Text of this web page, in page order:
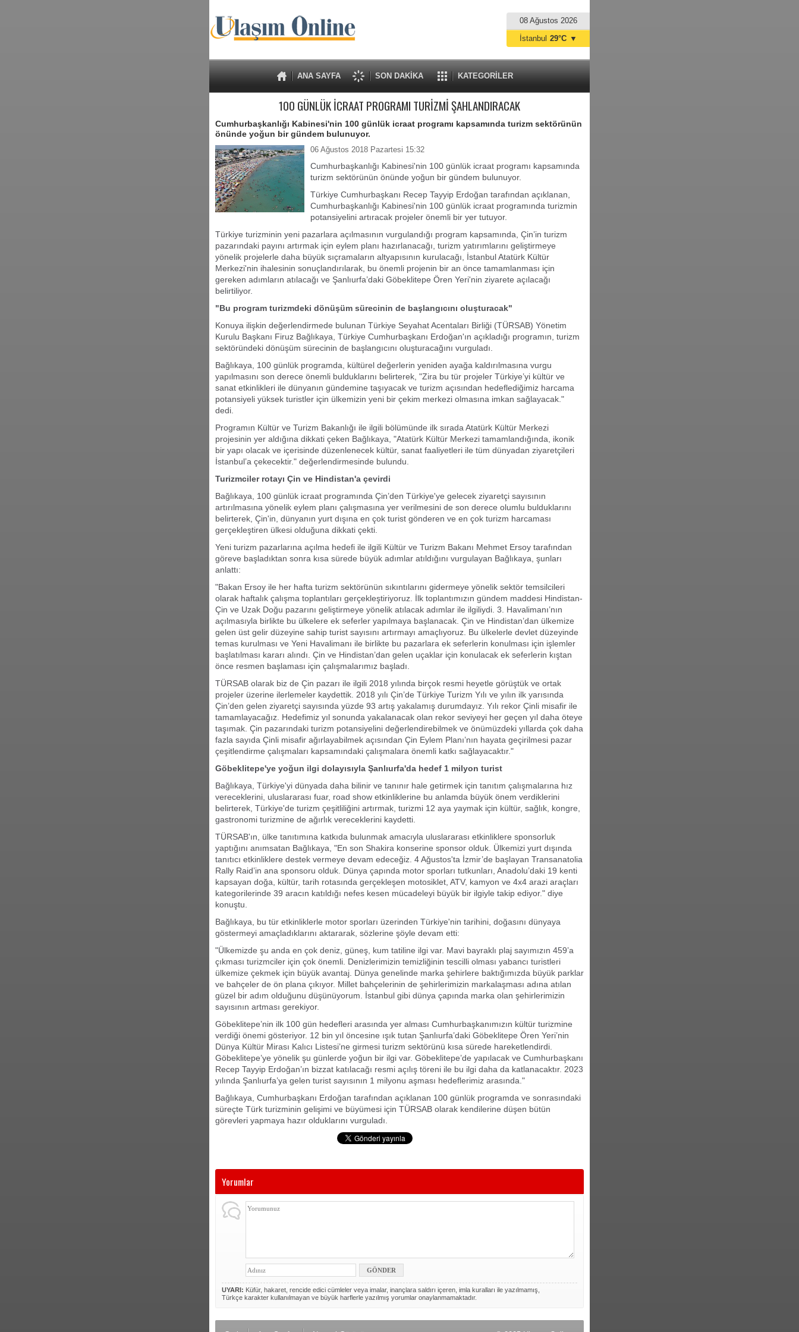
08 Ağustos 2026
ANA SAYFA SON DAKİKA KATEGORİLER
İstanbul 29°C ▼
100 GÜNLÜK İCRAAT PROGRAMI TURİZMİ ŞAHLANDIRACAK
Cumhurbaşkanlığı Kabinesi'nin 100 günlük icraat programı kapsamında turizm sektörünün
önünde yoğun bir gündem bulunuyor.
06 Ağustos 2018 Pazartesi 15:32
Cumhurbaşkanlığı Kabinesi'nin 100 günlük icraat programı kapsamında
turizm sektörünün önünde yoğun bir gündem bulunuyor.
Türkiye Cumhurbaşkanı Recep Tayyip Erdoğan tarafından açıklanan,
Cumhurbaşkanlığı Kabinesi'nin 100 günlük icraat programında turizmin
potansiyelini artıracak projeler önemli bir yer tutuyor.
Türkiye turizminin yeni pazarlara açılmasının vurgulandığı program kapsamında, Çin’in turizm
pazarındaki payını artırmak için eylem planı hazırlanacağı, turizm yatırımlarını geliştirmeye
yönelik projelerle daha büyük sıçramaların altyapısının kurulacağı, İstanbul Atatürk Kültür
Merkezi'nin ihalesinin sonuçlandırılarak, bu önemli projenin bir an önce tamamlanması için
gereken adımların atılacağı ve Şanlıurfa’daki Göbeklitepe Ören Yeri'nin ziyarete açılacağı
belirtiliyor.
"Bu program turizmdeki dönüşüm sürecinin de başlangıcını oluşturacak"
Konuya ilişkin değerlendirmede bulunan Türkiye Seyahat Acentaları Birliği (TÜRSAB) Yönetim
Kurulu Başkanı Firuz Bağlıkaya, Türkiye Cumhurbaşkanı Erdoğan'ın açıkladığı programın, turizm
sektöründeki dönüşüm sürecinin de başlangıcını oluşturacağını vurguladı.
Bağlıkaya, 100 günlük programda, kültürel değerlerin yeniden ayağa kaldırılmasına vurgu
yapılmasını son derece önemli bulduklarını belirterek, "Zira bu tür projeler Türkiye’yi kültür ve
sanat etkinlikleri ile dünyanın gündemine taşıyacak ve turizm açısından hedeflediğimiz harcama
potansiyeli yüksek turistler için ülkemizin yeni bir çekim merkezi olmasına imkan sağlayacak."
dedi.
Programın Kültür ve Turizm Bakanlığı ile ilgili bölümünde ilk sırada Atatürk Kültür Merkezi
projesinin yer aldığına dikkati çeken Bağlıkaya, "Atatürk Kültür Merkezi tamamlandığında, ikonik
bir yapı olacak ve içerisinde düzenlenecek kültür, sanat faaliyetleri ile tüm dünyadan ziyaretçileri
İstanbul’a çekecektir." değerlendirmesinde bulundu.
Turizmciler rotayı Çin ve Hindistan'a çevirdi
Bağlıkaya, 100 günlük icraat programında Çin’den Türkiye'ye gelecek ziyaretçi sayısının
artırılmasına yönelik eylem planı çalışmasına yer verilmesini de son derece olumlu bulduklarını
belirterek, Çin'in, dünyanın yurt dışına en çok turist gönderen ve en çok turizm harcaması
gerçekleştiren ülkesi olduğuna dikkati çekti.
Yeni turizm pazarlarına açılma hedefi ile ilgili Kültür ve Turizm Bakanı Mehmet Ersoy tarafından
göreve başladıktan sonra kısa sürede büyük adımlar atıldığını vurgulayan Bağlıkaya, şunları
anlattı:
"Bakan Ersoy ile her hafta turizm sektörünün sıkıntılarını gidermeye yönelik sektör temsilcileri
olarak haftalık çalışma toplantıları gerçekleştiriyoruz. İlk toplantımızın gündem maddesi Hindistan-
Çin ve Uzak Doğu pazarını geliştirmeye yönelik atılacak adımlar ile ilgiliydi. 3. Havalimanı’nın
açılmasıyla birlikte bu ülkelere ek seferler yapılmaya başlanacak. Çin ve Hindistan’dan ülkemize
gelen üst gelir düzeyine sahip turist sayısını artırmayı amaçlıyoruz. Bu ülkelerle devlet düzeyinde
temas kurulması ve Yeni Havalimanı ile birlikte bu pazarlara ek seferlerin konulması için işlemler
başlatılması kararı alındı. Çin ve Hindistan’dan gelen uçaklar için konulacak ek seferlerin kıştan
önce resmen başlaması için çalışmalarımız başladı.
TÜRSAB olarak biz de Çin pazarı ile ilgili 2018 yılında birçok resmi heyetle görüştük ve ortak
projeler üzerine ilerlemeler kaydettik. 2018 yılı Çin’de Türkiye Turizm Yılı ve yılın ilk yarısında
Çin’den gelen ziyaretçi sayısında yüzde 93 artış yakalamış durumdayız. Yılı rekor Çinli misafir ile
tamamlayacağız. Hedefimiz yıl sonunda yakalanacak olan rekor seviyeyi her geçen yıl daha öteye
taşımak. Çin pazarındaki turizm potansiyelini değerlendirebilmek ve önümüzdeki yıllarda çok daha
fazla sayıda Çinli misafir ağırlayabilmek açısından Çin Eylem Planı’nın hayata geçirilmesi pazar
çeşitlendirme çalışmaları kapsamındaki çalışmalara önemli katkı sağlayacaktır."
Göbeklitepe'ye yoğun ilgi dolayısıyla Şanlıurfa'da hedef 1 milyon turist
Bağlıkaya, Türkiye'yi dünyada daha bilinir ve tanınır hale getirmek için tanıtım çalışmalarına hız
vereceklerini, uluslararası fuar, road show etkinliklerine bu anlamda büyük önem verdiklerini
belirterek, Türkiye'de turizm çeşitliliğini artırmak, turizmi 12 aya yaymak için kültür, sağlık, kongre,
gastronomi turizmine de ağırlık vereceklerini kaydetti.
TÜRSAB'ın, ülke tanıtımına katkıda bulunmak amacıyla uluslararası etkinliklere sponsorluk
yaptığını anımsatan Bağlıkaya, "En son Shakira konserine sponsor olduk. Ülkemizi yurt dışında
tanıtıcı etkinliklere destek vermeye devam edeceğiz. 4 Ağustos'ta İzmir’de başlayan Transanatolia
Rally Raid’in ana sponsoru olduk. Dünya çapında motor sporları tutkunları, Anadolu’daki 19 kenti
kapsayan doğa, kültür, tarih rotasında gerçekleşen motosiklet, ATV, kamyon ve 4x4 arazi araçları
kategorilerinde 39 aracın katıldığı nefes kesen mücadeleyi büyük bir ilgiyle takip ediyor." diye
konuştu.
Bağlıkaya, bu tür etkinliklerle motor sporları üzerinden Türkiye'nin tarihini, doğasını dünyaya
göstermeyi amaçladıklarını aktararak, sözlerine şöyle devam etti:
"Ülkemizde şu anda en çok deniz, güneş, kum tatiline ilgi var. Mavi bayraklı plaj sayımızın 459’a
çıkması turizmciler için çok önemli. Denizlerimizin temizliğinin tescilli olması yabancı turistleri
ülkemize çekmek için büyük avantaj. Dünya genelinde marka şehirlere baktığımızda büyük parklar
ve bahçeler de ön plana çıkıyor. Millet bahçelerinin de şehirlerimizin markalaşması adına atılan
güzel bir adım olduğunu düşünüyorum. İstanbul gibi dünya çapında marka olan şehirlerimizin
sayısının artması gerekiyor.
Göbeklitepe’nin ilk 100 gün hedefleri arasında yer alması Cumhurbaşkanımızın kültür turizmine
verdiği önemi gösteriyor. 12 bin yıl öncesine ışık tutan Şanlıurfa’daki Göbeklitepe Ören Yeri’nin
Dünya Kültür Mirası Kalıcı Listesi’ne girmesi turizm sektörünü kısa sürede hareketlendirdi.
Göbeklitepe’ye yönelik şu günlerde yoğun bir ilgi var. Göbeklitepe’de yapılacak ve Cumhurbaşkanı
Recep Tayyip Erdoğan’ın bizzat katılacağı resmi açılış töreni ile bu ilgi daha da katlanacaktır. 2023
yılında Şanlıurfa’ya gelen turist sayısının 1 milyonu aşması hedeflerimiz arasında."
Bağlıkaya, Cumhurbaşkanı Erdoğan tarafından açıklanan 100 günlük programda ve sonrasındaki
süreçte Türk turizminin gelişimi ve büyümesi için TÜRSAB olarak kendilerine düşen bütün
görevleri yapmaya hazır olduklarını vurguladı.
Yorumlar
UYARI: Küfür, hakaret, rencide edici cümleler veya imalar, inançlara saldırı içeren, imla kuralları ile yazılmamış,
Türkçe karakter kullanılmayan ve büyük harflerle yazılmış yorumlar onaylanmamaktadır.